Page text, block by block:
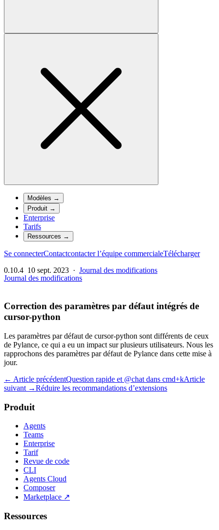
Modèles →
Produit →
Enterprise
Tarifs
Ressources →
Se connecterContactcontacter l’équipe commercialeTélécharger
0.10.4 10 sept. 2023 · Journal des modifications
Journal des modifications
Correction des paramètres par défaut intégrés de
cursor-python
Les paramètres par défaut de cursor-python sont différents de ceux
de Pylance, ce qui a eu un impact sur plusieurs utilisateurs. Nous les
rapprochons des paramètres par défaut de Pylance dans cette mise à
jour.
← Article précédentQuestion rapide et @chat dans cmd+kArticle
suivant →Réduire les recommandations d’extensions
Produit
Agents
Teams
Enterprise
Tarif
Revue de code
CLI
Agents Cloud
Composer
Marketplace ↗
Ressources